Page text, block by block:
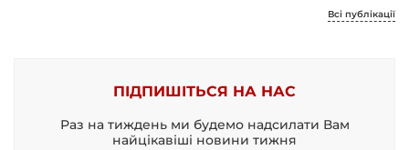
Всі публікації
ПІДПИШІТЬСЯ НА НАС
Раз на тиждень ми будемо надсилати Вам
найцікавіші новини тижня